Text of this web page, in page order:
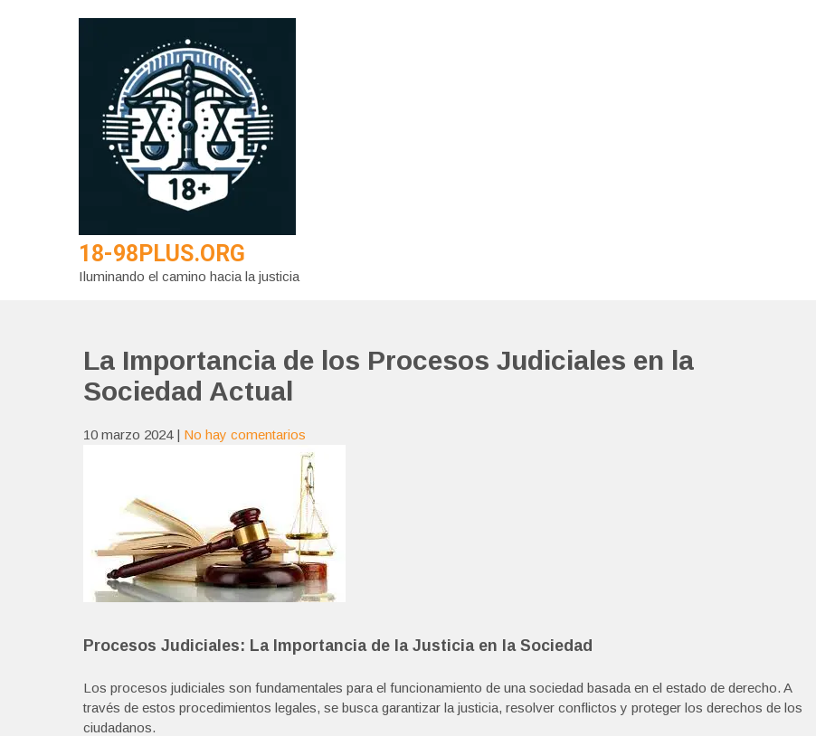
18-98PLUS.ORG
Iluminando el camino hacia la justicia
La Importancia de los Procesos Judiciales en la
Sociedad Actual
10 marzo 2024 | No hay comentarios
Procesos Judiciales: La Importancia de la Justicia en la Sociedad
Los procesos judiciales son fundamentales para el funcionamiento de una sociedad basada en el estado de derecho. A
través de estos procedimientos legales, se busca garantizar la justicia, resolver conflictos y proteger los derechos de los
ciudadanos.